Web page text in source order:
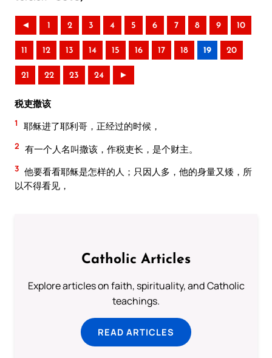
◄ 1 2 3 4 5 6 7 8 9 10
11 12 13 14 15 16 17 18 19 20
21 22 23 24 ►
税吏撒该
1 耶稣进了耶利哥，正经过的时候，
2 有一个人名叫撒该，作税吏长，是个财主。
3 他要看看耶稣是怎样的人；只因人多，他的身量又矮，所
以不得看见，
Catholic Articles
Explore articles on faith, spirituality, and Catholic
teachings.
READ ARTICLES